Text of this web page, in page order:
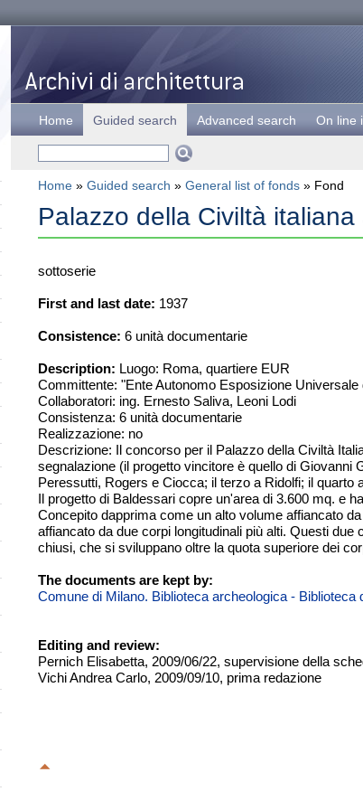
Home Guided search Advanced search On line
Home » Guided search » General list of fonds » Fond
Palazzo della Civiltà
sottoserie
First and last date: 1937
Consistence: 6 unità documentarie
Description: Luogo: Roma, quartiere EUR
Committente: "Ente Autonomo Esposizione Universale
Collaboratori: ing. Ernesto Saliva, Leoni Lodi
Consistenza: 6 unità documentarie
Realizzazione: no
Descrizione: Il concorso per il Palazzo della Civiltà
segnalazione (il progetto vincitore è quello di
Peressutti, Rogers e Ciocca; il terzo a Ridolfi; il quarto
Il progetto di Baldessari copre un'area di 3.600 mq. e
Concepito dapprima come un alto volume affiancato
affiancato da due corpi longitudinali più alti. Questi
chiusi, che si sviluppano oltre la quota superiore dei
The documents are kept by:
Comune di Milano. Biblioteca archeologica -
Editing and review:
Pernich Elisabetta, 2009/06/22, supervisione della
Vichi Andrea Carlo, 2009/09/10, prima redazione